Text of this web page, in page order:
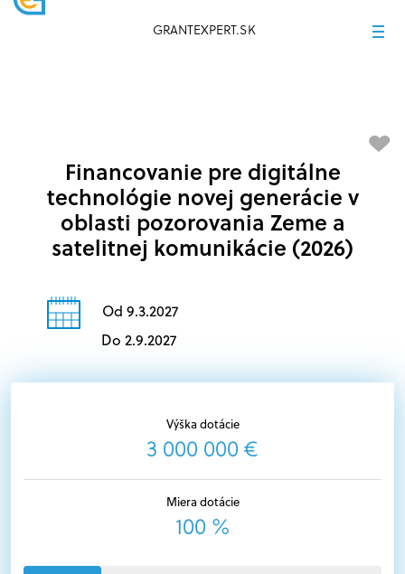
GRANTEXPERT.SK
Výška dotácie
3 000 000 €
Miera dotácie
100 %
Financovanie pre digitálne
technológie novej generácie v
oblasti pozorovania Zeme a
satelitnej komunikácie (2026)
Od 9.3.2027
Do 2.9.2027